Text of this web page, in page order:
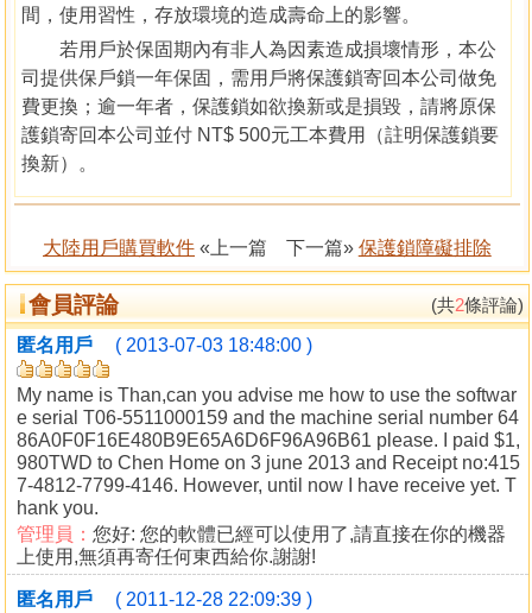
間，使用習性，存放環境的造成壽命上的影響。
若用戶於保固期內有非人為因素造成損壞情形，本公
司提供保戶鎖一年保固，需用戶將保護鎖寄回本公司做免
費更換；逾一年者，保護鎖如欲換新或是損毀，請將原保
護鎖寄回本公司並付 NT$ 500元工本費用（註明保護鎖要
換新）。
大陸用戶購買軟件 «上一篇 下一篇» 保護鎖障礙排除
會員評論 (共2條評論)
匿名用戶 ( 2013-07-03 18:48:00 )
My name is Than,can you advise me how to use the softwar
e serial T06-5511000159 and the machine serial number 64
86A0F0F16E480B9E65A6D6F96A96B61 please. I paid $1,
980TWD to Chen Home on 3 june 2013 and Receipt no:415
7-4812-7799-4146. However, until now I have receive yet. T
hank you.
管理員：您好: 您的軟體已經可以使用了,請直接在你的機器
上使用,無須再寄任何東西給你.謝謝!
匿名用戶 ( 2011-12-28 22:09:39 )